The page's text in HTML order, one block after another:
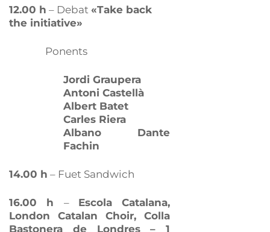
12.00 h – Debat «Take back
the initiative»
Ponents
Jordi Graupera
Antoni Castellà
Albert Batet
Carles Riera
Albano Dante
Fachin
14.00 h – Fuet Sandwich
16.00 h – Escola Catalana,
London Catalan Choir, Colla
Bastonera de Londres – 1